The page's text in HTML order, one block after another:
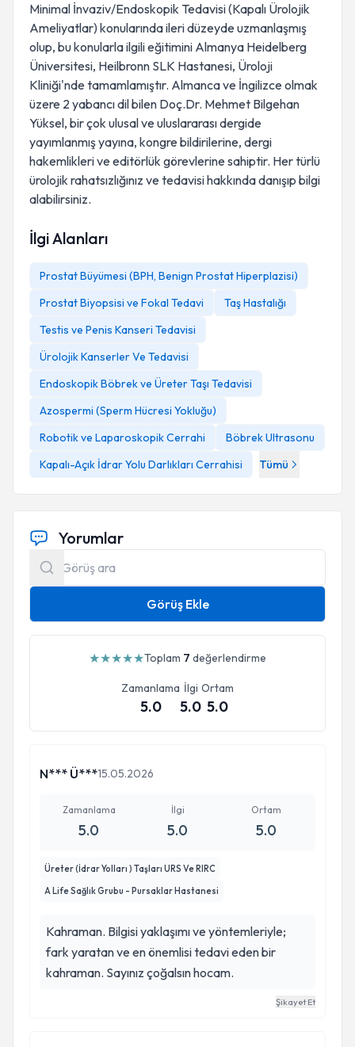
Minimal İnvaziv/Endoskopik Tedavisi (Kapalı Ürolojik
Ameliyatlar) konularında ileri düzeyde uzmanlaşmış
olup, bu konularla ilgili eğitimini Almanya Heidelberg
Üniversitesi, Heilbronn SLK Hastanesi, Üroloji
Kliniği'nde tamamlamıştır. Almanca ve İngilizce olmak
üzere 2 yabancı dil bilen Doç.Dr. Mehmet Bilgehan
Yüksel, bir çok ulusal ve uluslararası dergide
yayımlanmış yayına, kongre bildirilerine, dergi
hakemlikleri ve editörlük görevlerine sahiptir. Her türlü
ürolojik rahatsızlığınız ve tedavisi hakkında danışıp bilgi
alabilirsiniz.
İlgi Alanları
Prostat Büyümesi (BPH, Benign Prostat Hiperplazisi)
Prostat Biyopsisi ve Fokal Tedavi
Taş Hastalığı
Testis ve Penis Kanseri Tedavisi
Ürolojik Kanserler Ve Tedavisi
Endoskopik Böbrek ve Üreter Taşı Tedavisi
Azospermi (Sperm Hücresi Yokluğu)
Robotik ve Laparoskopik Cerrahi
Böbrek Ultrasonu
Kapalı-Açık İdrar Yolu Darlıkları Cerrahisi
Tümü
Yorumlar
Görüş Ekle
★★★★★Toplam 7 değerlendirme
Zamanlama
5.0
İlgi
5.0
Ortam
5.0
N*** Ü***15.05.2026
Zamanlama
5.0
İlgi
5.0
Ortam
5.0
Üreter (İdrar Yolları ) Taşları URS Ve RIRC
A Life Sağlık Grubu - Pursaklar Hastanesi
Kahraman. Bilgisi yaklaşımı ve yöntemleriyle;
fark yaratan ve en önemlisi tedavi eden bir
kahraman. Sayınız çoğalsın hocam.
Şikayet Et